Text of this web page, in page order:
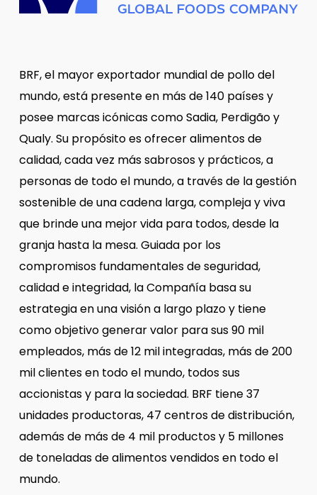
BRF, el mayor exportador mundial de pollo del
mundo, está presente en más de 140 países y
posee marcas icónicas como Sadia, Perdigão y
Qualy. Su propósito es ofrecer alimentos de
calidad, cada vez más sabrosos y prácticos, a
personas de todo el mundo, a través de la gestión
sostenible de una cadena larga, compleja y viva
que brinde una mejor vida para todos, desde la
granja hasta la mesa. Guiada por los
compromisos fundamentales de seguridad,
calidad e integridad, la Compañía basa su
estrategia en una visión a largo plazo y tiene
como objetivo generar valor para sus 90 mil
empleados, más de 12 mil integradas, más de 200
mil clientes en todo el mundo, todos sus
accionistas y para la sociedad. BRF tiene 37
unidades productoras, 47 centros de distribución,
además de más de 4 mil productos y 5 millones
de toneladas de alimentos vendidos en todo el
mundo.